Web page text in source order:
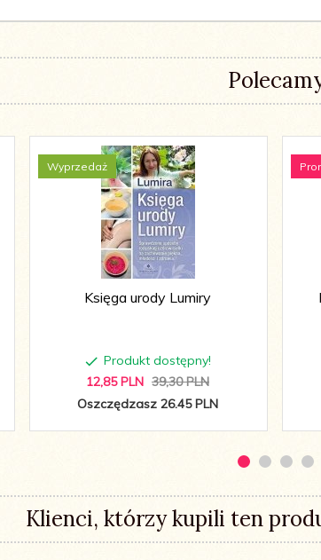
Wyprzedaż
Księga urody Lumiry
Produkt dostępny!
12,85 PLN 39,30 PLN
Oszczędzasz 26.45 PLN
Klienci, którzy kupili ten